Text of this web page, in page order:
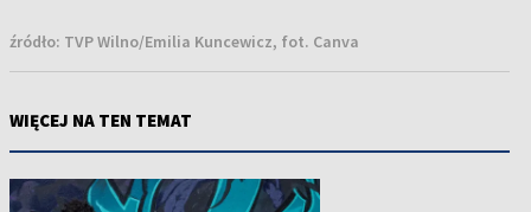
źródło: TVP Wilno/Emilia Kuncewicz, fot. Canva
WIĘCEJ NA TEN TEMAT